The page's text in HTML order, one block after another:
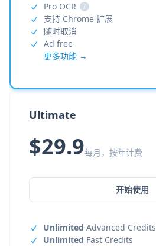
Pro OCR
i
支持 Chrome 扩展
随时取消
Ad free
更多功能 →
Ultimate
$29.9每月，按年计费
开始使用
Unlimited Advanced Credits
Unlimited Fast Credits